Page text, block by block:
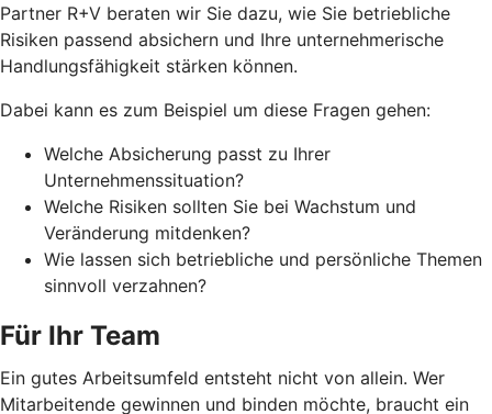
Partner R+V beraten wir Sie dazu, wie Sie betriebliche
Risiken passend absichern und Ihre unternehmerische
Handlungsfähigkeit stärken können.
Dabei kann es zum Beispiel um diese Fragen gehen:
Welche Absicherung passt zu Ihrer
Unternehmenssituation?
Welche Risiken sollten Sie bei Wachstum und
Veränderung mitdenken?
Wie lassen sich betriebliche und persönliche Themen
sinnvoll verzahnen?
Für Ihr Team
Ein gutes Arbeitsumfeld entsteht nicht von allein. Wer
Mitarbeitende gewinnen und binden möchte, braucht ein